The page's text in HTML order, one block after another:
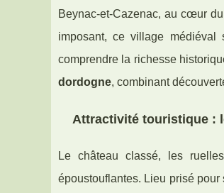
Beynac-et-Cazenac, au cœur
imposant, ce village médiéval
comprendre la richesse
dordogne, combinant
Attractivité touristique :
Le château classé, les
époustouflantes. Lieu prisé